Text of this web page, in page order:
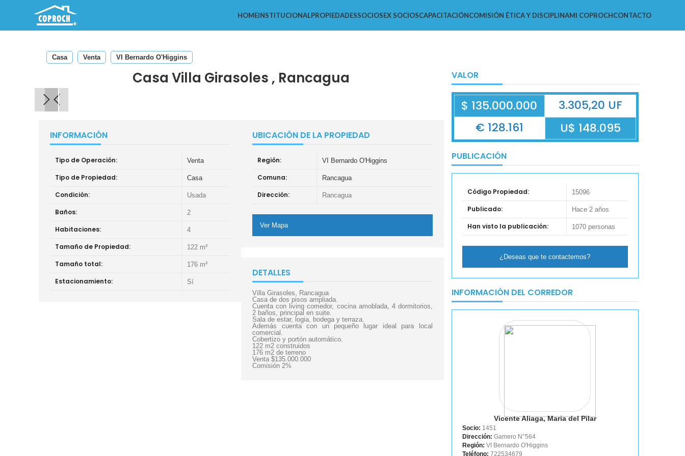
HOMEINSTITUCIONALPROPIEDADESSOCIOSEX SOCIOSCAPACITACIÓNCOMISIÓN ÉTICA Y DISCIPLINAMI COPROCHCONTACTO
Casa Venta VI Bernardo O'Higgins
Casa Villa Girasoles , Rancagua
INFORMACIÓN
Tipo de Operación: Venta
Tipo de Propiedad: Casa
Condición: Usada
Baños: 2
Habitaciones: 4
Tamaño de Propiedad: 122 m²
Tamaño total: 176 m²
Estacionamiento: Sí
UBICACIÓN DE LA PROPIEDAD
Región: VI Bernardo O'Higgins
Comuna: Rancagua
Dirección: Rancagua
Ver Mapa
DETALLES
Villa Girasoles, Rancagua
Casa de dos pisos ampliada.
Cuenta con living comedor, cocina amoblada, 4 dormitorios,
2 baños, principal en suite.
Sala de estar, logia, bodega y terraza.
Además cuenta con un pequeño lugar ideal para local
comercial.
Cobertizo y portón automático.
122 m2 construidos
176 m2 de terreno
Venta $135.000.000
Comisión 2%
VALOR
$ 135.000.000
3.305,20 UF
€ 128.161
U$ 148.095
PUBLICACIÓN
Código Propiedad: 15096
Publicado: Hace 2 años
Han visto la publicación: 1070 personas
¿Deseas que te contactemos?
INFORMACIÓN DEL CORREDOR
Vicente Aliaga, Maria del Pilar
Socio: 1451
Dirección: Gamero N°564
Región: VI Bernardo O'Higgins
Teléfono: 722534679